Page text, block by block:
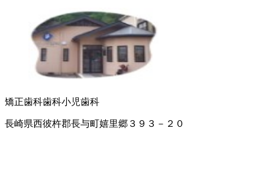
矯正歯科歯科小児歯科
長崎県西彼杵郡長与町嬉里郷３９３－２０